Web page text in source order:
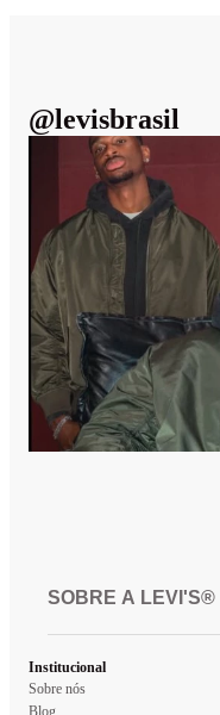
@levisbrasil
SOBRE A LEVI'S®
Institucional
Sobre nós
Blog